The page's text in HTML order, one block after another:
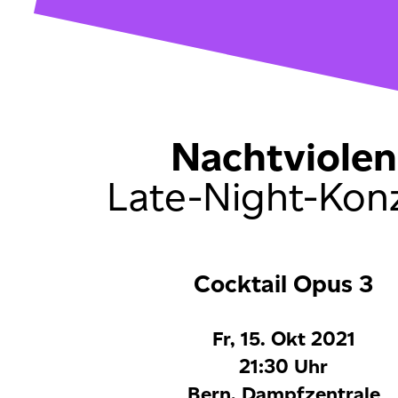
Nachtviolen
Late-Night-
Cocktail Opus 3
Fr, 15. Okt 2021
21:30 Uhr